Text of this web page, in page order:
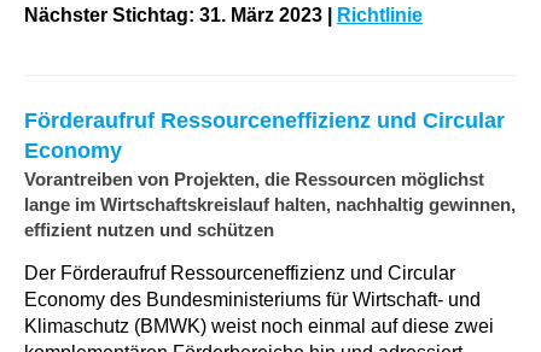
Nächster Stichtag: 31. März 2023 Richtlinie
Förderaufruf Ressourceneffizienz und Circular
Economy
Vorantreiben von Projekten, die Ressourcen möglichst
lange im Wirtschaftskreislauf halten, nachhaltig gewinnen,
effizient nutzen und schützen
Der Förderaufruf Ressourceneffizienz und Circular
Economy des Bundesministeriums für Wirtschaft- und
Klimaschutz (BMWK) weist noch einmal auf diese zwei